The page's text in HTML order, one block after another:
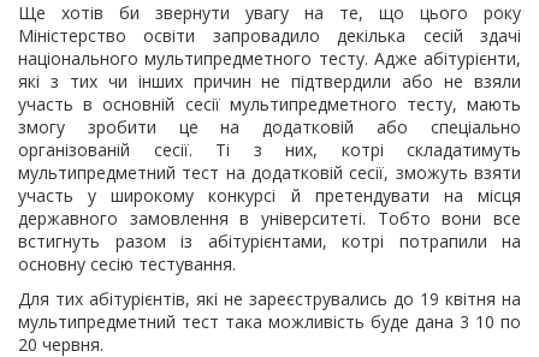
Ще хотів би звернути увагу на те, що цього року
Міністерство освіти запровадило декілька сесій здачі
національного мультипредметного тесту. Адже абітурієнти,
які з тих чи інших причин не підтвердили або не взяли
участь в основній сесії мультипредметного тесту, мають
змогу зробити це на додатковій або спеціально
організованій сесії. Ті з них, котрі складатимуть
мультипредметний тест на додатковій сесії, зможуть взяти
участь у широкому конкурсі й претендувати на місця
державного замовлення в університеті. Тобто вони все
встигнуть разом із абітурієнтами, котрі потрапили на
основну сесію тестування.
Для тих абітурієнтів, які не зареєструвались до 19 квітня на
мультипредметний тест така можливість буде дана 3 10 по
20 червня.